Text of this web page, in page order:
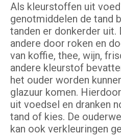
Als kleurstoffen uit
genotmiddelen de tand
tanden er donkerder uit.
andere door roken en
van koffie, thee, wijn,
andere kleurstof
het ouder worden
glazuur komen.
uit voedsel en dranken
tand of kies. De
kan ook verkleuringen